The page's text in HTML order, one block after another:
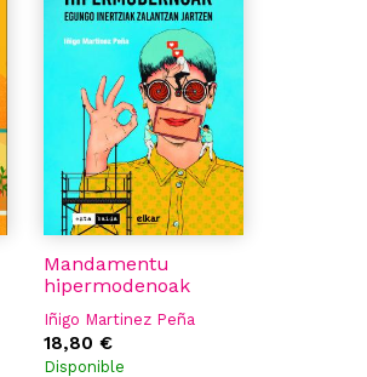
Mandamentu
hipermodenoak
Iñigo Martinez Peña
18,80 €
Disponible